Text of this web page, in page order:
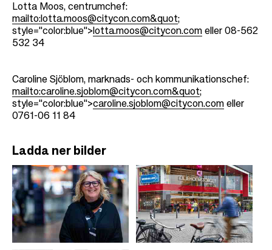
Lotta Moos, centrumchef:
mailto:lotta.moos@citycon.com&quot;
style="color:blue"> lotta.moos@citycon.com eller 08-562
532 34
Caroline Sjöblom, marknads- och kommunikationschef:
mailto:caroline.sjoblom@citycon.com&quot;
style="color:blue">caroline.sjoblom@citycon.com eller
0761-06 11 84
Ladda ner bilder